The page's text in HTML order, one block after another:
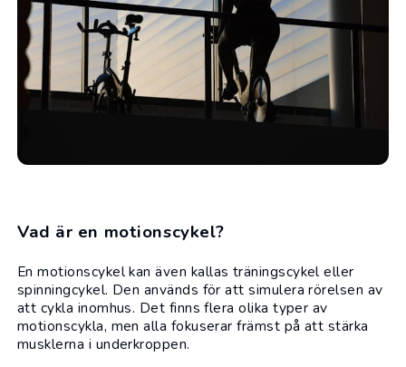
Vad är en motionscykel?
Enmotionscykelkan även kallas träningscykel eller
spinningcykel. Den används för att simulera rörelsen av
att cykla inomhus. Det finns flera olika typer av
motionscykla, men alla fokuserar främst på att stärka
musklerna i underkroppen.